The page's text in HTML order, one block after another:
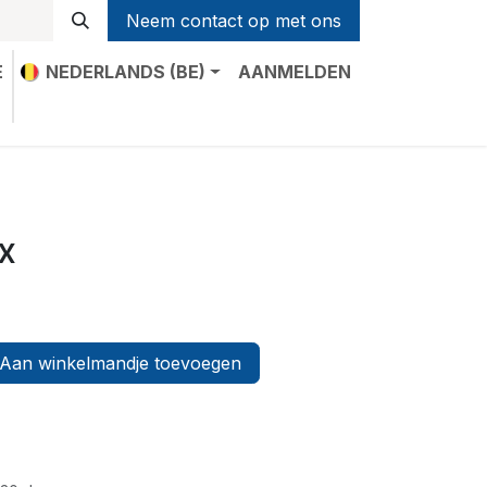
Neem contact op met ons
NEDERLANDS (BE)
AANMELDEN
Aan winkelmandje toevoegen